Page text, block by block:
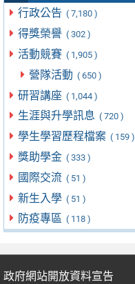
行政公告 ( 7,180 )
得獎榮譽 ( 302 )
活動競賽 ( 1,905 )
營隊活動 ( 650 )
研習講座 ( 1,044 )
生涯與升學訊息 ( 720 )
學生學習歷程檔案 ( 159 )
獎助學金 ( 333 )
國際交流 ( 51 )
新生入學 ( 51 )
防疫專區 ( 118 )
政府網站開放資料宣告